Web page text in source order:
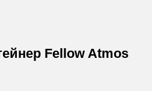
Fellow Atmos